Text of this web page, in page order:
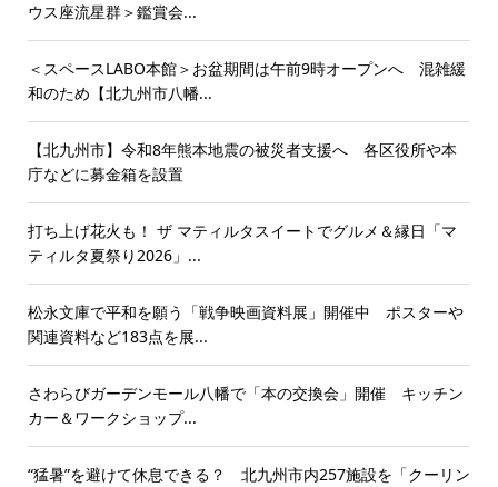
ウス座流星群＞鑑賞会...
＜スペースLABO本館＞お盆期間は午前9時オープンへ 混雑緩
和のため【北九州市八幡...
【北九州市】令和8年熊本地震の被災者支援へ 各区役所や本
庁などに募金箱を設置
打ち上げ花火も！ ザ マティルタスイートでグルメ＆縁日「マ
ティルタ夏祭り2026」...
松永文庫で平和を願う「戦争映画資料展」開催中 ポスターや
関連資料など183点を展...
さわらびガーデンモール八幡で「本の交換会」開催 キッチン
カー＆ワークショップ...
“猛暑”を避けて休息できる？ 北九州市内257施設を「クーリン